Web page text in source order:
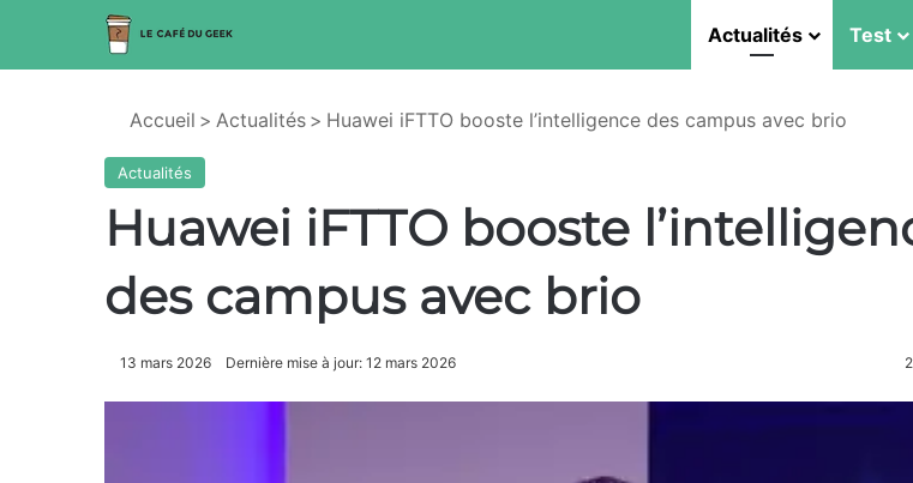
Actualités Test
Accueil > Actualités > Huawei iFTTO booste l’intelligence des campus avec brio
Actualités
Huawei iFTTO booste
des campus avec brio
13 mars 2026 Dernière mise à jour: 12 mars 2026